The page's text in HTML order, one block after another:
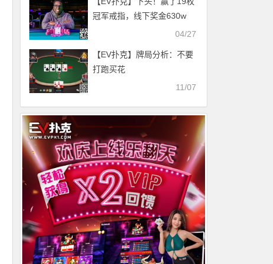
冠军戒指，线下奖金630w
刀，却欠人11w五年不还04/27
【EV扑克】牌局分析：不要
打跑买花
11/07